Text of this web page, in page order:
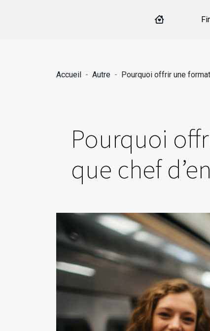
Accueil Autre Pourquoi offrir une
Pourquoi
que chef